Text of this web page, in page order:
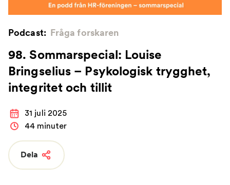
Podcast: Fråga forskaren
98. Sommarspecial: Louise
Bringselius – Psykologisk trygghet,
integritet och tillit
31 juli 2025
44 minuter
Dela